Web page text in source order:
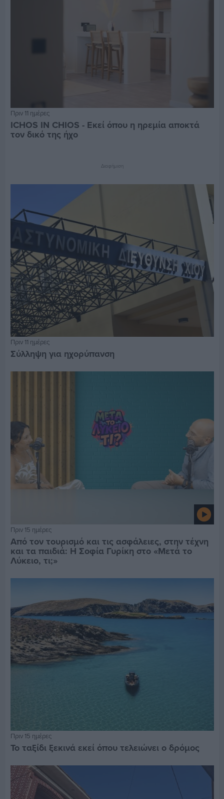
Πριν 11 ημέρες
ICHOS IN CHIOS - Εκεί όπου η ηρεμία αποκτά
τον δικό της ήχο
Διαφήμιση
Πριν 11 ημέρες
Σύλληψη για ηχορύπανση
Πριν 15 ημέρες
Από τον τουρισμό και τις ασφάλειες, στην τέχνη
και τα παιδιά: Η Σοφία Γυρίκη στο «Μετά το
Λύκειο, τι;»
Πριν 15 ημέρες
Το ταξίδι ξεκινά εκεί όπου τελειώνει ο δρόμος